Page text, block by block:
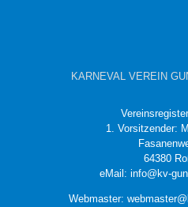
KARNEVAL VEREIN
1. Vorsitzender:
64380
eMail: info@kv-
Webmaster: